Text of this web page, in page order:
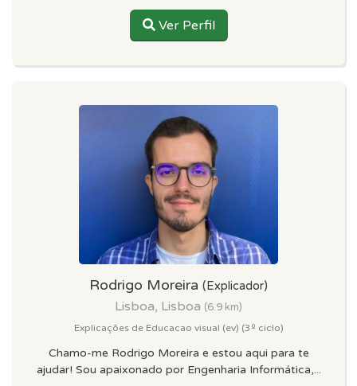
Ver Perfil
Rodrigo Moreira (Explicador)
Lisboa, Lisboa (6.9 km)
Explicações de Educacao visual (ev) (3º ciclo)
Chamo-me Rodrigo Moreira e estou aqui para te
ajudar! Sou apaixonado por Engenharia Informática,...